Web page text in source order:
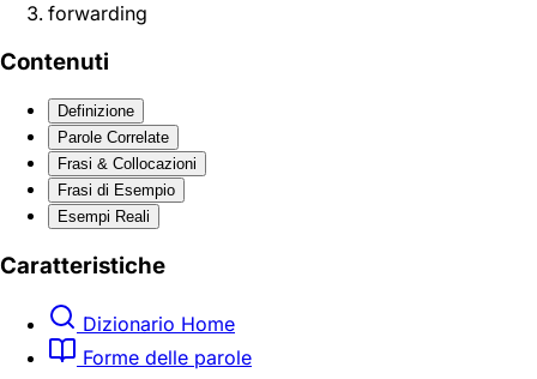
forwarding
Contenuti
Definizione
Parole Correlate
Frasi & Collocazioni
Frasi di Esempio
Esempi Reali
Caratteristiche
Dizionario Home
Forme delle parole